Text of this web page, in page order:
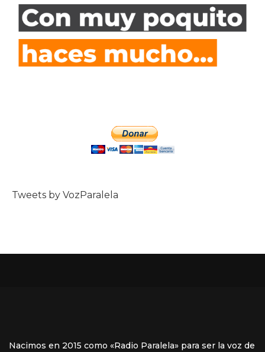
Tweets by VozParalela
Nacimos en 2015 como «Radio Paralela» para ser la voz de